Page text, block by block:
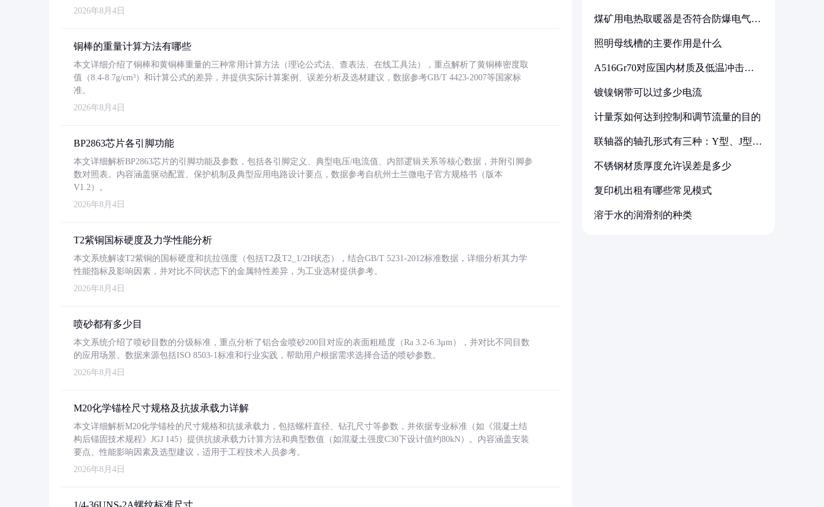
2026年8月4日
铜棒的重量计算方法有哪些
本文详细介绍了铜棒和黄铜棒重量的三种常用计算方法（理论公式法、查表法、在线工具法），重点解析了黄铜棒密度取
值（8.4-8.7g/cm³）和计算公式的差异，并提供实际计算案例、误差分析及选材建议，数据参考GB/T 4423-2007等国家标
准。
2026年8月4日
BP2863芯片各引脚功能
本文详细解析BP2863芯片的引脚功能及参数，包括各引脚定义、典型电压/电流值、内部逻辑关系等核心数据，并附引脚参
数对照表。内容涵盖驱动配置、保护机制及典型应用电路设计要点，数据参考自杭州士兰微电子官方规格书（版本
V1.2）。
2026年8月4日
T2紫铜国标硬度及力学性能分析
本文系统解读T2紫铜的国标硬度和抗拉强度（包括T2及T2_1/2H状态），结合GB/T 5231-2012标准数据，详细分析其力学
性能指标及影响因素，并对比不同状态下的金属特性差异，为工业选材提供参考。
2026年8月4日
喷砂都有多少目
本文系统介绍了喷砂目数的分级标准，重点分析了铝合金喷砂200目对应的表面粗糙度（Ra 3.2-6.3μm），并对比不同目数
的应用场景。数据来源包括ISO 8503-1标准和行业实践，帮助用户根据需求选择合适的喷砂参数。
2026年8月4日
M20化学锚栓尺寸规格及抗拔承载力详解
本文详细解析M20化学锚栓的尺寸规格和抗拔承载力，包括螺杆直径、钻孔尺寸等参数，并依据专业标准（如《混凝土结
构后锚固技术规程》JGJ 145）提供抗拔承载力计算方法和典型数值（如混凝土强度C30下设计值约80kN）。内容涵盖安装
要点、性能影响因素及选型建议，适用于工程技术人员参考。
2026年8月4日
1/4-36UNS-2A螺纹标准尺寸
煤矿用电热取暖器是否符合防爆电气设
照明母线槽的主要作用是什么
A516Gr70对应国内材质及低温冲击要
镀镍钢带可以过多少电流
计量泵如何达到控制和调节流量的目的
联轴器的轴孔形式有三种：Y型、J型、
不锈钢材质厚度允许误差是多少
复印机出租有哪些常见模式
溶于水的润滑剂的种类